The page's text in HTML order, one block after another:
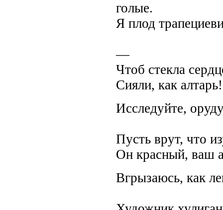
голые.
Я плод
—
Чтоб стекла
Сияли, как алтарь!
Исследуйте,
Пусть врут, что
Он красный, ваш
Вгрызаюсь, как